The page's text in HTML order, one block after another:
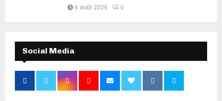
6 août 2026 0
Social Media